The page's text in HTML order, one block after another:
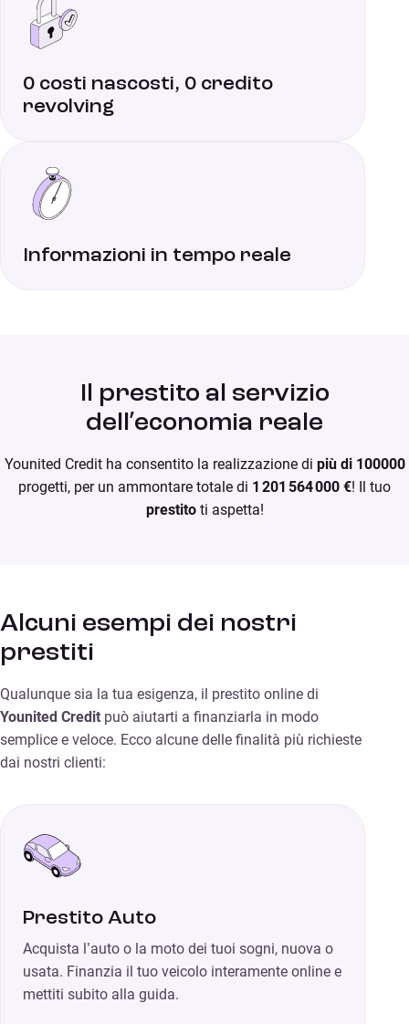
0 costi nascosti, 0 credito
revolving
Informazioni in tempo reale
Il prestito al servizio
dell’economia reale
Younited Credit ha consentito la realizzazione di più di 100000
progetti, per un ammontare totale di 1 201 564 000 €! Il tuo
prestitoti aspetta!
Alcuni esempi dei nostri
prestiti
Qualunque sia la tua esigenza, il prestito online di
Younited Credit può aiutarti a finanziarla in modo
semplice e veloce. Ecco alcune delle finalità più richieste
dai nostri clienti:
Prestito Auto
Acquista l’auto o la moto dei tuoi sogni, nuova o
usata. Finanzia il tuo veicolo interamente online e
mettiti subito alla guida.